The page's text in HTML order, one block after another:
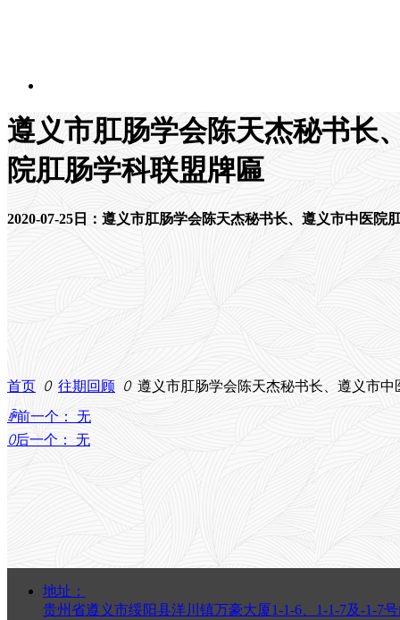
首页
电话：
13511814228
遵义市肛肠学会陈天杰秘书长
院肛肠学科联盟牌匾
2020-07-25日：遵义市肛肠学会陈天杰秘书长、遵义市中医院
首页 ꄲ 往期回顾 ꄲ 遵义市肛肠学会陈天杰秘书长、遵义市
ꄴ前一个：
无
ꄲ后一个： 无
地址：
贵州省遵义市绥阳县洋川镇万豪大厦1-1-6、1-1-7及-1-7